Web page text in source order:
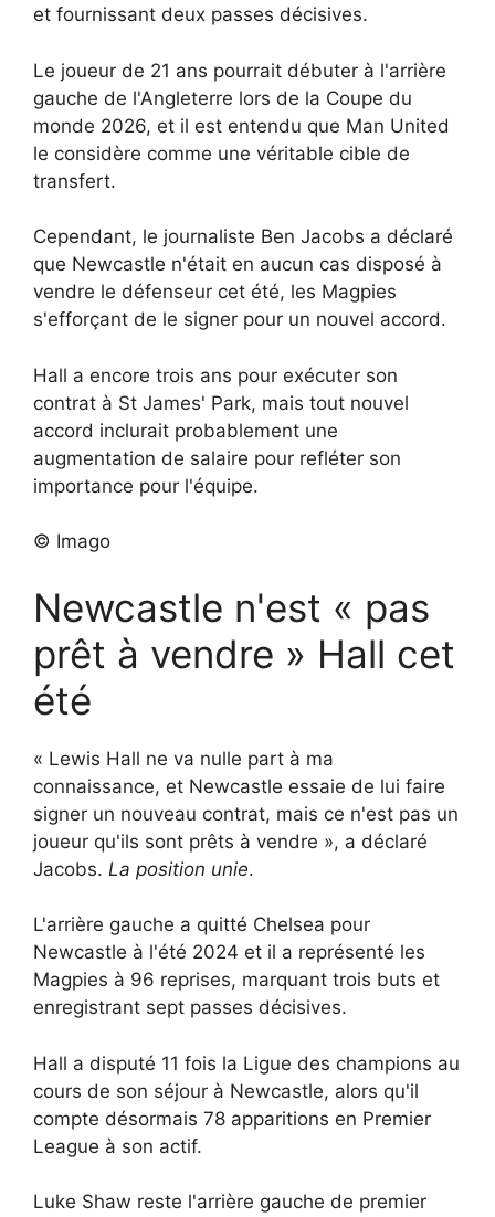
et fournissant deux passes décisives.
Le joueur de 21 ans pourrait débuter à l'arrière
gauche de l'Angleterre lors de la Coupe du
monde 2026, et il est entendu que Man United
le considère comme une véritable cible de
transfert.
Cependant, le journaliste Ben Jacobs a déclaré
que Newcastle n'était en aucun cas disposé à
vendre le défenseur cet été, les Magpies
s'efforçant de le signer pour un nouvel accord.
Hall a encore trois ans pour exécuter son
contrat à St James' Park, mais tout nouvel
accord inclurait probablement une
augmentation de salaire pour refléter son
importance pour l'équipe.
© Imago
Newcastle n'est « pas
prêt à vendre » Hall cet
été
« Lewis Hall ne va nulle part à ma
connaissance, et Newcastle essaie de lui faire
signer un nouveau contrat, mais ce n'est pas un
joueur qu'ils sont prêts à vendre », a déclaré
Jacobs. La position unie.
L'arrière gauche a quitté Chelsea pour
Newcastle à l'été 2024 et il a représenté les
Magpies à 96 reprises, marquant trois buts et
enregistrant sept passes décisives.
Hall a disputé 11 fois la Ligue des champions au
cours de son séjour à Newcastle, alors qu'il
compte désormais 78 apparitions en Premier
League à son actif.
Luke Shaw reste l'arrière gauche de premier